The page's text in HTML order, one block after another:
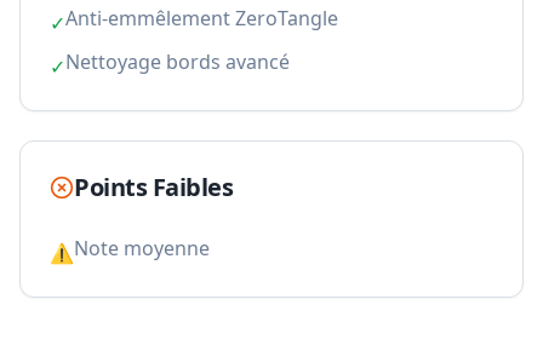
✓Anti-emmêlement ZeroTangle
✓Nettoyage bords avancé
Points Faibles
⚠Note moyenne